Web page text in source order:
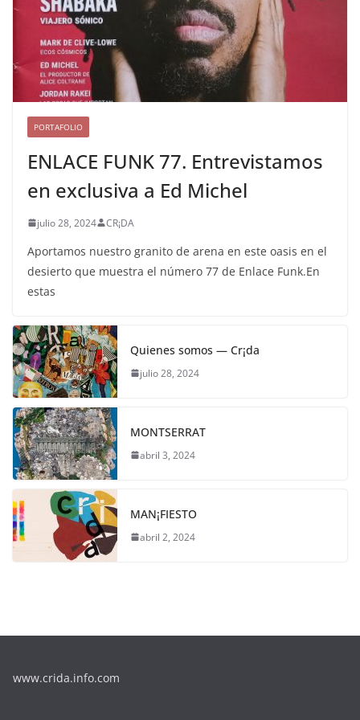
PORTAFOLIO
ENLACE FUNK 77. Entrevistamos
en exclusiva a Ed Michel
julio 28, 2024 CR¡DA
Aportamos nuestro granito de arena en este oasis en el
desierto que muestra el número 77 de Enlace Funk.En
estas
Quienes somos — Cr¡da
julio 28, 2024
MONTSERRAT
abril 3, 2024
MAN¡FIESTO
abril 2, 2024
www.crida.info.com